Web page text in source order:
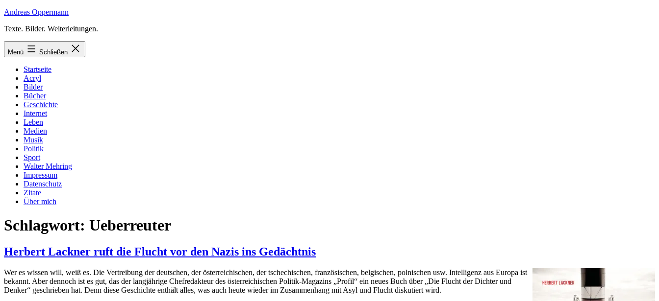
Zum
springen
Andreas Oppermann
Texte. Bilder. Weiterleitungen.
Menü Schließen
Startseite
Acryl
Bilder
Bücher
Geschichte
Internet
Leben
Medien
Musik
Politik
Sport
Walter Mehring
Impressum
Datenschutz
Zitate
Über mich
Schlagwort: Ueberreuter
Herbert Lackner ruft die Flucht vor den Nazis ins Gedächtnis
Wer es wissen will, weiß es. Die Vertreibung der deutschen, der österreichischen, der tschechischen, französischen, belgischen, polnischen usw. Intelligenz aus Europa ist
bekannt. Aber dennoch ist es gut, das der langjährige Chefredakteur des österreichischen Politik-Magazins „Profil“ ein neues Buch über „Die Flucht der Dichter und
Denker“ geschrieben hat. Denn diese Geschichte enthält alles, was auch heute wieder im Zusammenhang mit Asyl und Flucht diskutiert wird.